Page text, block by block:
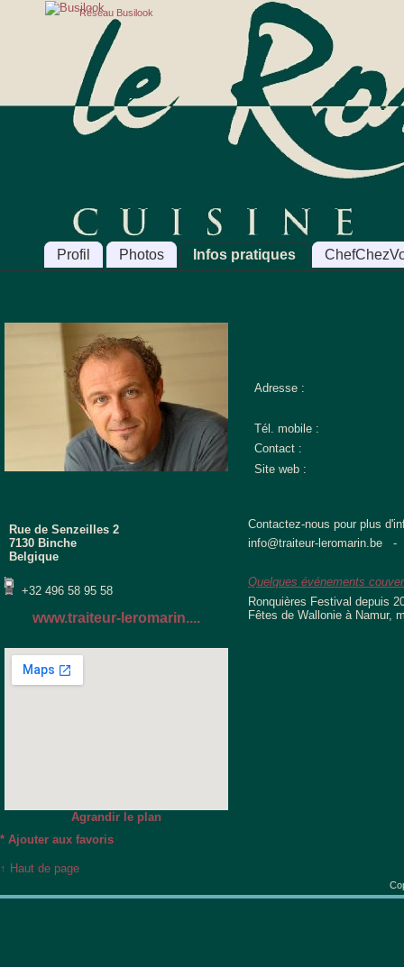
Réseau Busilook
Profil Photos Infos pratiques
Rue de Senzeilles 2
7130 Binche
Belgique
+32 496 58 95 58
www.traiteur-leromarin....
Agrandir le plan
* Ajouter aux favoris
Adresse :
Tél. mobile :
Contact :
Site web :
Contactez-nous pour plus
info@traiteur-leromarin.be -
Quelques événements
Ronquières Festival depuis
Fêtes de Wallonie à Namur,
↑ Haut de page